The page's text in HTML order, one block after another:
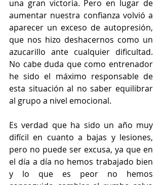
una gran victoria. Pero en lugar de
aumentar nuestra confianza volvió a
aparecer un exceso de autopresión,
que nos hizo deshacernos como un
azucarillo ante cualquier dificultad.
No cabe duda que como entrenador
he sido el máximo responsable de
esta situación al no saber equilibrar
al grupo a nivel emocional.
Es verdad que ha sido un año muy
difícil en cuanto a bajas y lesiones,
pero no puede ser excusa, ya que en
el día a día no hemos trabajado bien
y lo que es peor no hemos